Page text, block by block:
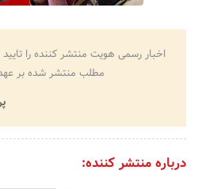
اخبار رسمی هویت منتشر کننده را
مطلب منتشر شده بر
درباره منتشر کننده: